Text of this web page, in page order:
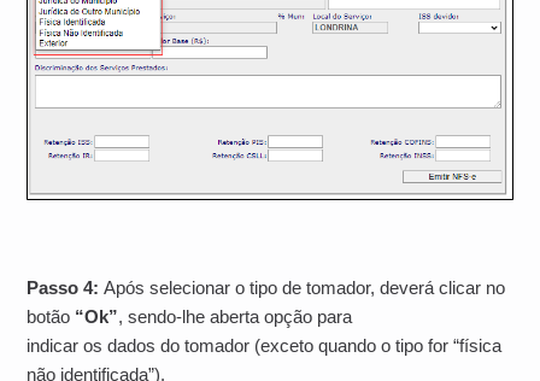
Passo 4:Após selecionar o tipo de tomador, deverá clicar no
botão “Ok”, sendo-lhe aberta opção para
indicar os dados do tomador (exceto quando o tipo for “física
não identificada”).